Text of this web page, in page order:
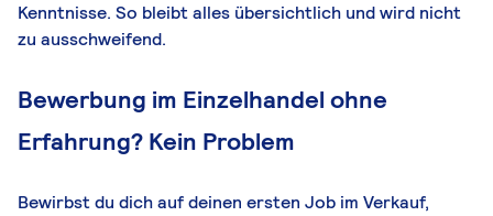
Kenntnisse. So bleibt alles übersichtlich und wird nicht
zu ausschweifend.
Bewerbung im Einzelhandel ohne
Erfahrung? Kein Problem
Bewirbst du dich auf deinen ersten Job im Verkauf,